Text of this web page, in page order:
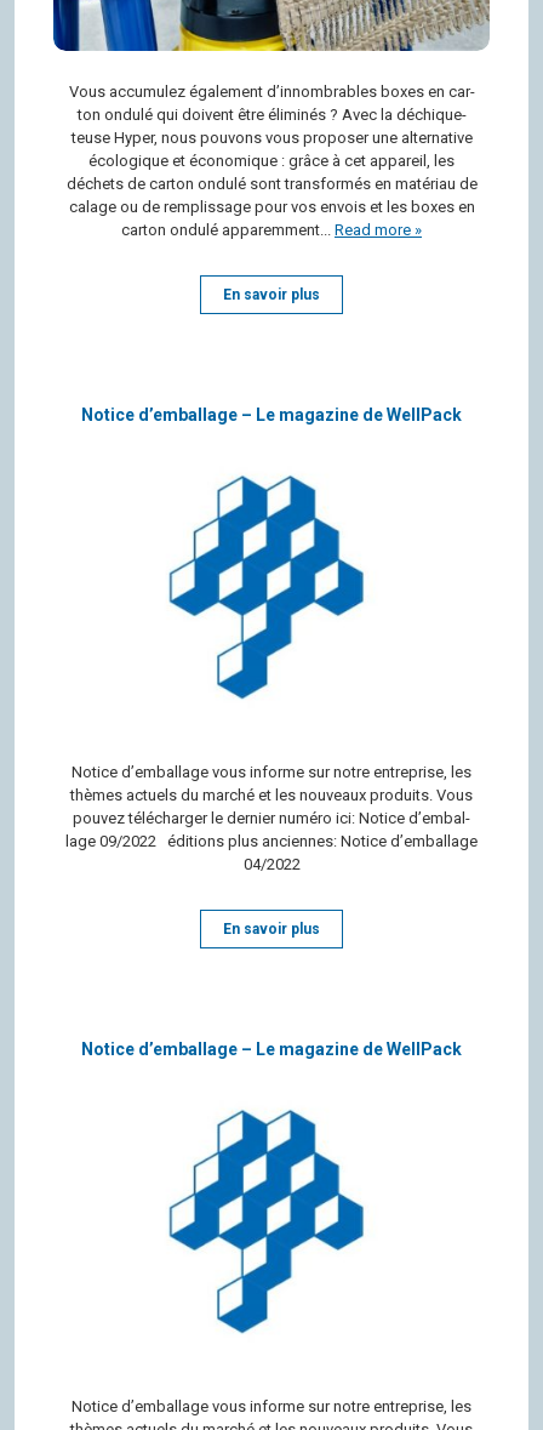
Vous accu­mu­lez éga­le­ment d’in­nom­brables boxes en car­
ton ondulé qui doivent être éli­mi­nés ? Avec la déchi­que­
teuse Hyper, nous pou­vons vous pro­po­ser une alter­na­tive
éco­lo­gique et éco­no­mique : grâce à cet appa­reil, les
déchets de car­ton ondulé sont trans­for­més en maté­riau de
calage ou de rem­plis­sage pour vos envois et les boxes en
car­ton ondulé apparemment... Read more »
En savoir plus
Notice d’emballage – Le magazine de WellPack
Notice d’em­bal­lage vous informe sur notre entre­prise, les
thèmes actuels du mar­ché et les nou­veaux pro­duits. Vous
pou­vez télé­char­ger le der­nier numéro ici: Notice d’em­bal­
lage 09/2022 édi­tions plus anciennes: Notice d’em­bal­lage
04/2022
En savoir plus
Notice d’emballage – Le magazine de WellPack
Notice d’em­bal­lage vous informe sur notre entre­prise, les